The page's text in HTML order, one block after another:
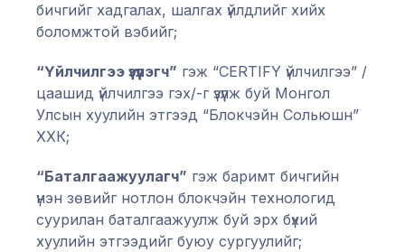
бичгийг хадгалах, шалгах үйлдлийг хийх
боломжтой вэбийг;
“Үйлчилгээ үзүүлэгч” гэж “CERTIFY үйлчилгээ” /
цаашид үйлчилгээ гэх/-г үзүүлж буй Монгол
Улсын хуулийн этгээд “Блокчэйн Сольюшн”
ХХК;
“Баталгаажуулагч” гэж баримт бичгийн
үнэн зөвийг нотлон блокчэйн технологид
суурилан баталгаажуулж буй эрх бүхий
хуулийн этгээдийг буюу сургуулийг;